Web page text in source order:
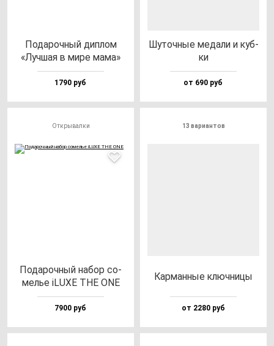
Пода­роч­ный дип­лом
«Луч­шая в ми­ре ма­ма»
1790 руб
Шуточ­ные ме­да­ли и куб­
ки
от 690 руб
Открывалки
Пода­роч­ный на­бор со­
мелье iLUXE THE ONE
7900 руб
13 вариантов
Кар­ман­ные ключ­ни­цы
от 2280 руб